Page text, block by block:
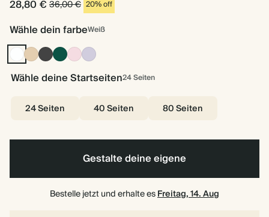
28,80 € 36,00 € 20% off
Wähle dein farbeWeiß
WeißBeigeAnthrazit
Dunkelgrün
RosaFlieder
Wähle deine Startseiten24Seiten
24 Seiten 40 Seiten 80 Seiten
Gestalte deine eigene
Bestelle jetzt und erhalte esFreitag, 14. Aug